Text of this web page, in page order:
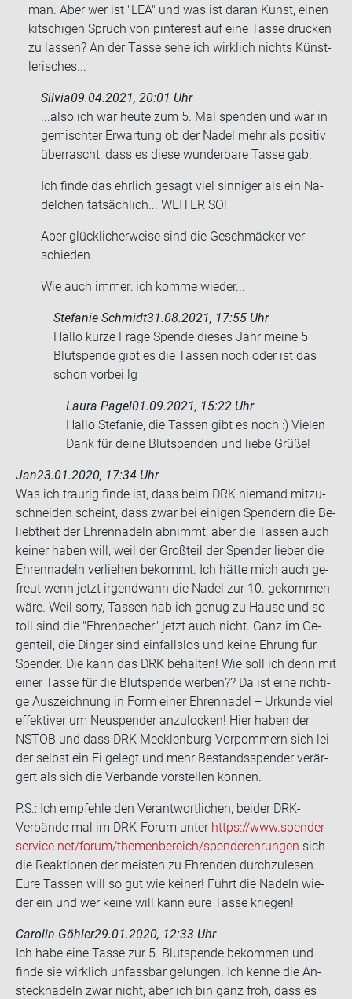
man. Aber wer ist "LEA" und was ist daran Kunst, einen
kit­schi­gen Spruch von pin­te­rest auf eine Tasse dru­cken
zu las­sen? An der Tasse sehe ich wirk­lich nichts Künst­
le­ri­sches...
Silvia09.04.2021, 20:01 Uhr
...also ich war heute zum 5. Mal spen­den und war in
ge­misch­ter Er­war­tung ob der Nadel mehr als po­si­tiv
über­rascht, dass es diese wun­der­ba­re Tasse gab.
Ich finde das ehr­lich ge­sagt viel sin­ni­ger als ein Nä­
del­chen tat­säch­lich... WEI­TER SO!
Aber glück­li­cher­wei­se sind die Ge­schmä­cker ver­
schie­den.
Wie auch immer: ich komme wie­der...
Stefanie Schmidt31.08.2021, 17:55 Uhr
Hallo kurze Frage Spen­de die­ses Jahr meine 5
Blut­spen­de gibt es die Tas­sen noch oder ist das
schon vor­bei lg
Laura Pagel01.09.2021, 15:22 Uhr
Hallo Stefanie, die Tassen gibt es noch :) Vielen
Dank für deine Blutspenden und liebe Grüße!
Jan23.01.2020, 17:34 Uhr
Was ich trau­rig finde ist, dass beim DRK nie­mand mit­zu­
schnei­den scheint, dass zwar bei ei­ni­gen Spen­dern die Be­
liebt­heit der Eh­ren­na­deln ab­nimmt, aber die Tas­sen auch
kei­ner haben will, weil der Groß­teil der Spen­der lie­ber die
Eh­ren­na­deln ver­lie­hen be­kommt. Ich hätte mich auch ge­
freut wenn jetzt ir­gend­wann die Nadel zur 10. ge­kom­men
wäre. Weil sorry, Tas­sen hab ich genug zu Hause und so
toll sind die "Eh­ren­be­cher" jetzt auch nicht. Ganz im Ge­
gen­teil, die Din­ger sind ein­falls­los und keine Eh­rung für
Spen­der. Die kann das DRK be­hal­ten! Wie soll ich denn mit
einer Tasse für die Blut­spen­de wer­ben?? Da ist eine rich­ti­
ge Aus­zeich­nung in Form einer Eh­ren­na­del + Ur­kun­de viel
ef­fek­ti­ver um Neu­spen­der an­zu­lo­cken! Hier haben der
NSTOB und dass DRK Mecklenburg-​Vorpommern sich lei­
der selbst ein Ei ge­legt und mehr Be­stands­spen­der ver­är­
gert als sich die Ver­bän­de vor­stel­len kön­nen.
P.S.: Ich emp­feh­le den Ver­ant­wort­li­chen, bei­der DRK-​
Verbände mal im DRK-​Forum unter https://www.spen­der­
ser­vice.net/forum/the­men­be­reich/spen­der­eh­run­gen sich
die Re­ak­tio­nen der meis­ten zu Eh­ren­den durch­zu­le­sen.
Eure Tas­sen will so gut wie kei­ner! Führt die Na­deln wie­
der ein und wer keine will kann eure Tasse krie­gen!
Carolin Göhler29.01.2020, 12:33 Uhr
Ich habe eine Tasse zur 5. Blut­spen­de be­kom­men und
finde sie wirk­lich un­fass­bar ge­lun­gen. Ich kenne die An­
steck­na­deln zwar nicht, aber ich bin ganz froh, dass es